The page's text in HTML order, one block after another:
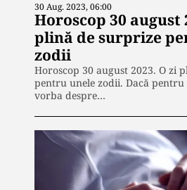
30 Aug. 2023, 06:00
Horoscop 30 august
plină de surprize
zodii
Horoscop 30 august 2023. O zi
pentru unele zodii. Dacă
vorba despre…